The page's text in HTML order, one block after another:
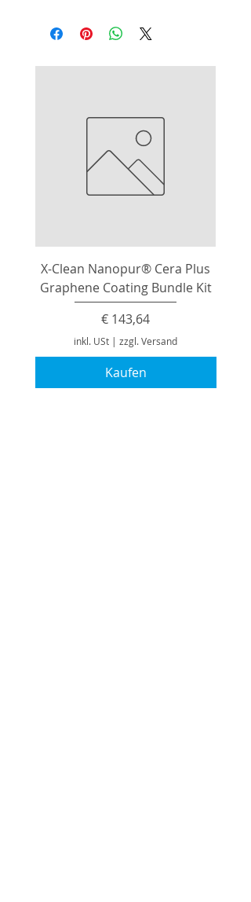
X-Clean Nanopur® Cera Plus
Graphene Coating Bundle Kit
Preis
€ 143,64
inkl. USt | zzgl. Versand
Kaufen